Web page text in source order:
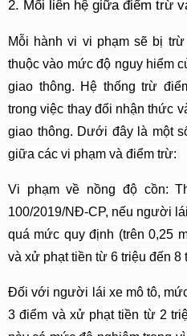
2. Mối liên hệ giữa điểm trừ
Mỗi hành vi vi phạm sẽ bị
thuộc vào mức độ nguy hiểm
giao thông. Hệ thống trừ
trong việc thay đổi nhận thức
giao thông. Dưới đây là một
giữa các vi phạm và điểm trừ:
Vi phạm về nồng độ cồn:
100/2019/NĐ-CP, nếu người
quá mức quy định (trên 0,25
và xử phạt tiền từ 6 triệu đến 8
Đối với người lái xe mô tô,
3 điểm và xử phạt tiền từ 2